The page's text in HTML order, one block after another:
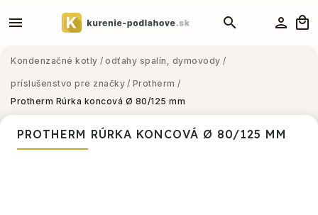
Kondenzačné kotly / odťahy spalín, dymovody /
príslušenstvo pre značky / Protherm /
Protherm Rúrka koncová Ø 80/125 mm
PROTHERM RÚRKA KONCOVÁ Ø 80/125 MM